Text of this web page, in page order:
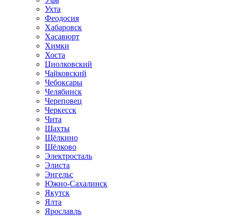
Ухта
Феодосия
Хабаровск
Хасавюрт
Химки
Хоста
Циолковский
Чайковский
Чебоксары
Челябинск
Череповец
Черкесск
Чита
Шахты
Щёлкино
Щёлково
Электросталь
Элиста
Энгельс
Южно-Сахалинск
Якутск
Ялта
Ярославль